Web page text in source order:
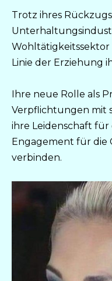
Trotz ihres
Linie der Erziehung
Ihre neue Rolle als
Verpflichtungen mit
ihre Leidenschaft
Engagement für die
verbinden.